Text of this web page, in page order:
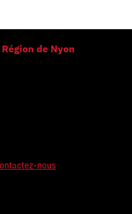
Région de Nyon
nous